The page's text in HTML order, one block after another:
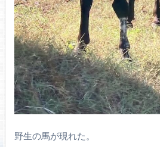
野生の馬が現れた。